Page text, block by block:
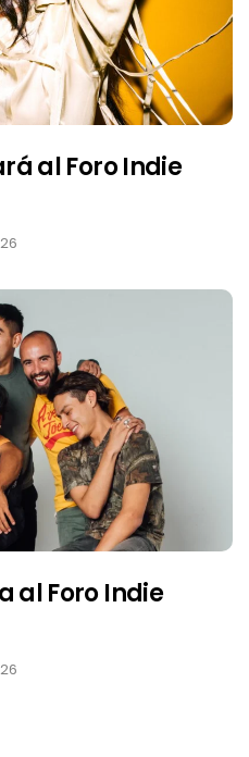
al Foro Indie
al Foro Indie